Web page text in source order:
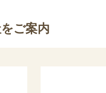
ご案内